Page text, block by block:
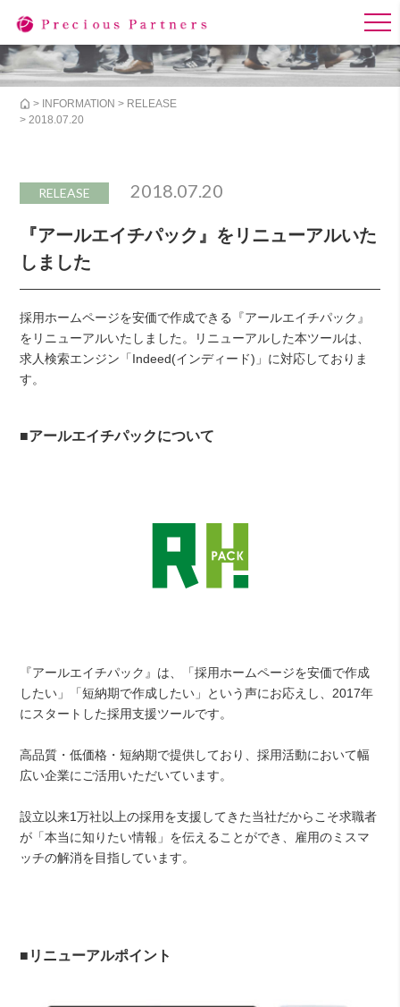
> INFORMATION > RELEASE
> 2018.07.20
RELEASE 2018.07.20
『アールエイチパック』をリニューアルいた
しました
採用ホームページを安価で作成できる『アールエイチパック』
をリニューアルいたしました。リニューアルした本ツールは、
求人検索エンジン「Indeed(インディード)」に対応しておりま
す。
■アールエイチパックについて
『アールエイチパック』は、「採用ホームページを安価で作成
したい」「短納期で作成したい」という声にお応えし、2017年
にスタートした採用支援ツールです。
高品質・低価格・短納期で提供しており、採用活動において幅
広い企業にご活用いただいています。
設立以来1万社以上の採用を支援してきた当社だからこそ求職者
が「本当に知りたい情報」を伝えることができ、雇用のミスマ
ッチの解消を目指しています。
■リニューアルポイント